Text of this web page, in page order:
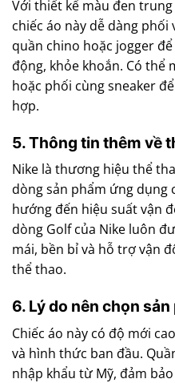
Với thiết kế màu đen
chiếc áo này dễ dàng phối
quần chino hoặc jogger
động, khỏe khoắn. Có thể
hoặc phối cùng sneaker
hợp.
5. Thông tin thêm về
Nike là thương hiệu thể
dòng sản phẩm ứng dụng
hướng đến hiệu suất vận
dòng Golf của Nike luôn
mái, bền bỉ và hỗ trợ vận
thể thao.
6. Lý do nên chọn
Chiếc áo này có độ mới
và hình thức ban đầu.
nhập khẩu từ Mỹ, đảm